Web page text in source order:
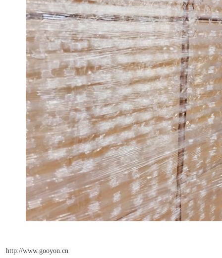
http://www.gooyon.cn